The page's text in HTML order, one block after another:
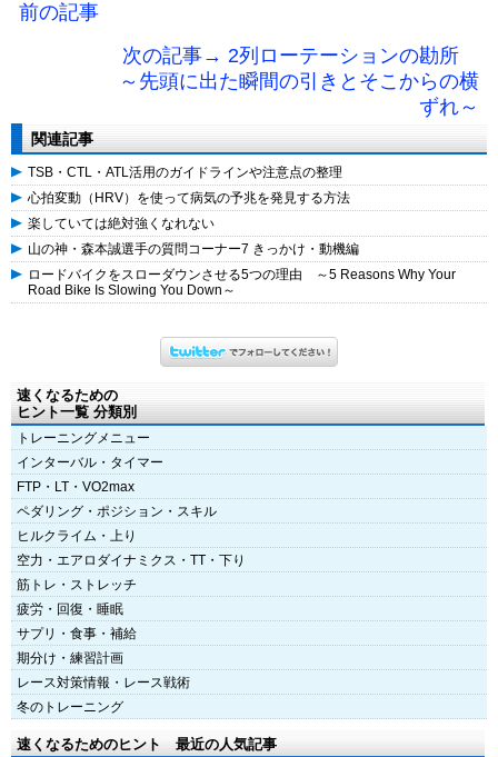
前の記事
次の記事→ 2列ローテーションの勘所
～先頭に出た瞬間の引きとそこからの横
ずれ～
関連記事
TSB・CTL・ATL活用のガイドラインや注意点の整理
心拍変動（HRV）を使って病気の予兆を発見する方法
楽していては絶対強くなれない
山の神・森本誠選手の質問コーナー7 きっかけ・動機編
ロードバイクをスローダウンさせる5つの理由 ～5 Reasons Why Your
Road Bike Is Slowing You Down～
速くなるための
ヒント一覧 分類別
トレーニングメニュー
インターバル・タイマー
FTP・LT・VO2max
ペダリング・ポジション・スキル
ヒルクライム・上り
空力・エアロダイナミクス・TT・下り
筋トレ・ストレッチ
疲労・回復・睡眠
サプリ・食事・補給
期分け・練習計画
レース対策情報・レース戦術
冬のトレーニング
速くなるためのヒント 最近の人気記事